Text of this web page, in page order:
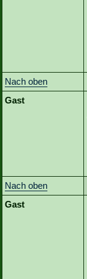
Nach oben
Gast
Nach oben
Gast